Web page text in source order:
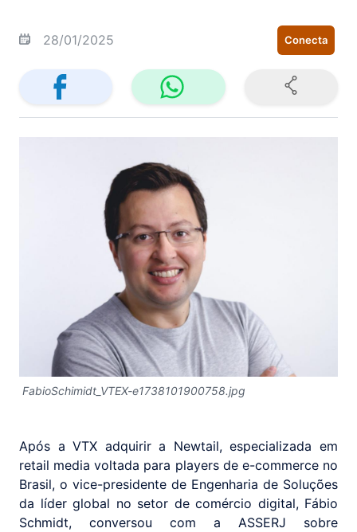
28/01/2025 Conecta
FabioSchimidt_VTEX-e1738101900758.jpg
Após a VTX adquirir a Newtail, especializada em
retail media voltada para players de e-commerce no
Brasil, o vice-presidente de Engenharia de Soluções
da líder global no setor de comércio digital, Fábio
Schmidt, conversou com a ASSERJ sobre